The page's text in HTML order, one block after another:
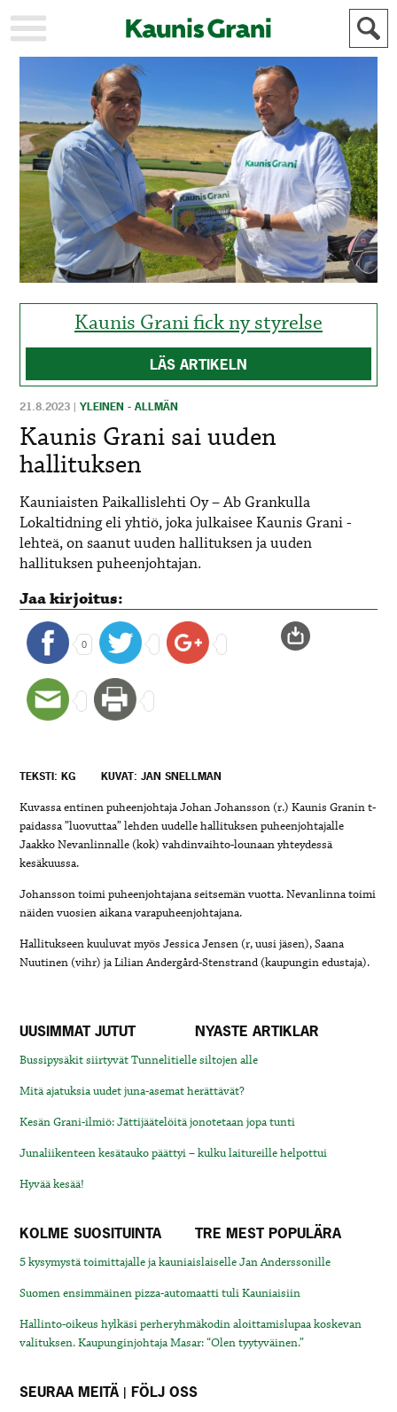
KAUPUNKI
AJANKOHTAISTA
AKTUELLT
URHEILU
IDROTT
KULTTUURI
KULTUR
HISTORIA
HISTORIA
YLEINEN
ALLMÄN
MAINOSTAJILLE
FÖR
ANNONSÖRER
Kaunis Grani fick ny styrelse
LÄS ARTIKELN
21.8.2023 |YLEINEN - ALLMÄN
Kaunis Grani sai uuden
hallituksen
Kauniaisten Paikallislehti Oy – Ab Grankulla
Lokaltidning eli yhtiö, joka julkaisee Kaunis Grani -
lehteä, on saanut uuden hallituksen ja uuden
hallituksen puheenjohtajan.
Jaa kirjoitus:
0
TEKSTI: KG KUVAT: JAN SNELLMAN
Kuvassa entinen puheenjohtaja Johan Johansson (r.) Kaunis Granin t-
paidassa ”luovuttaa” lehden uudelle hallituksen puheenjohtajalle
Jaakko Nevanlinnalle (kok) vahdinvaihto-lounaan yhteydessä
kesäkuussa.
Johansson toimi puheenjohtajana seitsemän vuotta. Nevanlinna toimi
näiden vuosien aikana varapuheenjohtajana.
Hallitukseen kuuluvat myös Jessica Jensen (r, uusi jäsen), Saana
Nuutinen (vihr) ja Lilian Andergård-Stenstrand (kaupungin edustaja).
UUSIMMAT JUTUT NYASTE ARTIKLAR
Bussipysäkit siirtyvät Tunnelitielle siltojen alle
Mitä ajatuksia uudet juna-asemat herättävät?
Kesän Grani-ilmiö: Jättijäätelöitä jonotetaan jopa tunti
Junaliikenteen kesätauko päättyi – kulku laitureille helpottui
Hyvää kesää!
KOLME SUOSITUINTA TRE MEST POPULÄRA
5 kysymystä toimittajalle ja kauniaislaiselle Jan Anderssonille
Suomen ensimmäinen pizza-automaatti tuli Kauniaisiin
Hallinto-oikeus hylkäsi perheryhmäkodin aloittamislupaa koskevan
valituksen. Kaupunginjohtaja Masar: “Olen tyytyväinen.”
SEURAA MEITÄ | FÖLJ OSS